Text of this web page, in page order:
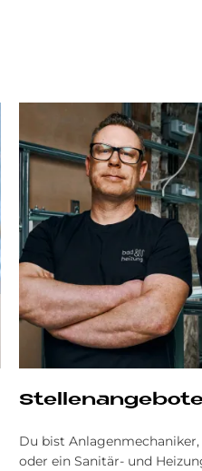
Du bist
oder ein Sanitär- und